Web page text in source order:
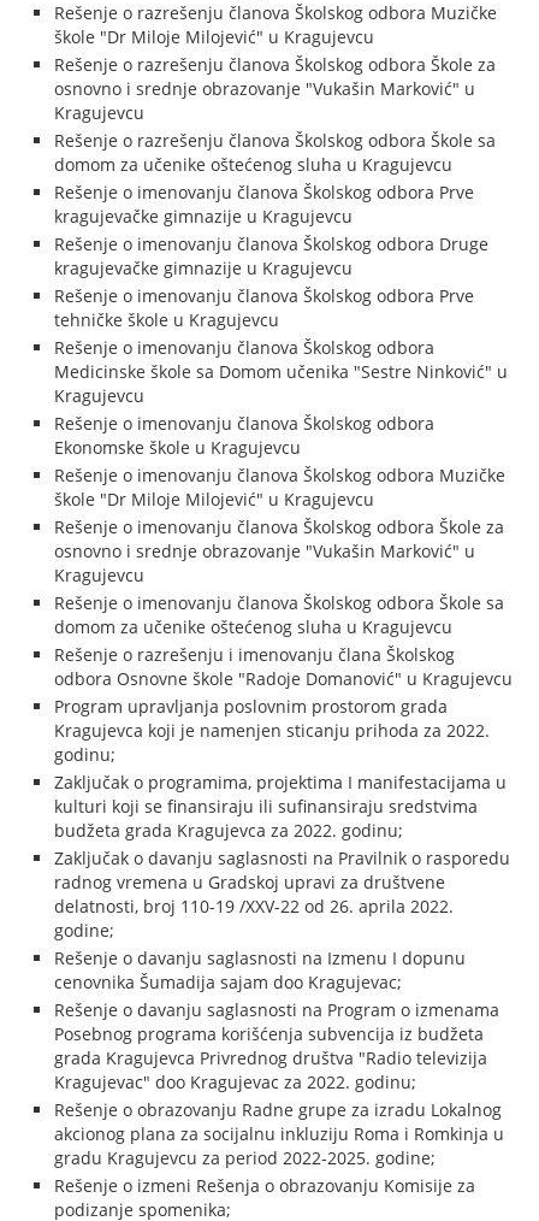
Rešenje o razrešenju članova Školskog odbora Muzičke
škole "Dr Miloje Milojević" u Kragujevcu
Rešenje o razrešenju članova Školskog odbora Škole za
osnovno i srednje obrazovanje "Vukašin Marković" u
Kragujevcu
Rešenje o razrešenju članova Školskog odbora Škole sa
domom za učenike oštećenog sluha u Kragujevcu
Rešenje o imenovanju članova Školskog odbora Prve
kragujevačke gimnazije u Kragujevcu
Rešenje o imenovanju članova Školskog odbora Druge
kragujevačke gimnazije u Kragujevcu
Rešenje o imenovanju članova Školskog odbora Prve
tehničke škole u Kragujevcu
Rešenje o imenovanju članova Školskog odbora
Medicinske škole sa Domom učenika "Sestre Ninković" u
Kragujevcu
Rešenje o imenovanju članova Školskog odbora
Ekonomske škole u Kragujevcu
Rešenje o imenovanju članova Školskog odbora Muzičke
škole "Dr Miloje Milojević" u Kragujevcu
Rešenje o imenovanju članova Školskog odbora Škole za
osnovno i srednje obrazovanje "Vukašin Marković" u
Kragujevcu
Rešenje o imenovanju članova Školskog odbora Škole sa
domom za učenike oštećenog sluha u Kragujevcu
Rešenje o razrešenju i imenovanju člana Školskog
odbora Osnovne škole "Radoje Domanović" u Kragujevcu
Program upravljanja poslovnim prostorom grada
Kragujevca koji je namenjen sticanju prihoda za 2022.
godinu;
Zaključak o programima, projektima I manifestacijama u
kulturi koji se finansiraju ili sufinansiraju sredstvima
budžeta grada Kragujevca za 2022. godinu;
Zaključak o davanju saglasnosti na Pravilnik o rasporedu
radnog vremena u Gradskoj upravi za društvene
delatnosti, broj 110-19 /XXV-22 od 26. aprila 2022.
godine;
Rešenje o davanju saglasnosti na Izmenu I dopunu
cenovnika Šumadija sajam doo Kragujevac;
Rešenje o davanju saglasnosti na Program o izmenama
Posebnog programa korišćenja subvencija iz budžeta
grada Kragujevca Privrednog društva "Radio televizija
Kragujevac" doo Kragujevac za 2022. godinu;
Rešenje o obrazovanju Radne grupe za izradu Lokalnog
akcionog plana za socijalnu inkluziju Roma i Romkinja u
gradu Kragujevcu za period 2022-2025. godine;
Rešenje o izmeni Rešenja o obrazovanju Komisije za
podizanje spomenika;